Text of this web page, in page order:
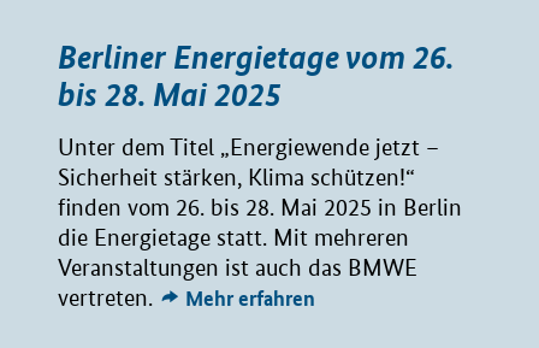
Berliner Energietage vom 26.
bis 28. Mai 2025
Unter dem Titel „Energiewende jetzt –
Sicherheit stärken, Klima schützen!“
finden vom 26. bis 28. Mai 2025 in Berlin
die Energietage statt. Mit mehreren
Veranstaltungen ist auch das BMWE
vertreten.
Mehr erfahren